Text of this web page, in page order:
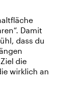
Damit
dass du
die
wirklich an